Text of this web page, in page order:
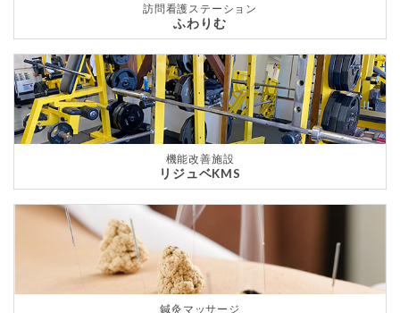
訪問看護ステーション
ふわりむ
機能改善施設
リジュベKMS
鍼灸マッサージ